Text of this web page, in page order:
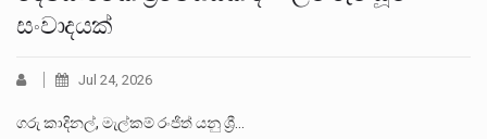
සංවාදයක්
Jul 24, 2026
ගරු කාදිනල්, මැල්කම් රංජිත් යනු ශ්‍රී…